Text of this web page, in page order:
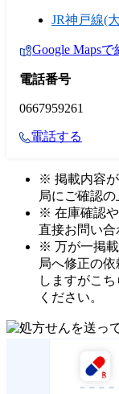
JR神戸線(
Google Maps
電話番号
0667959261
電話する
※ 掲載内容
局にご確認の
※ 在庫確認
直接お問い合
※ 万が一掲
局へ修正の
しますがこち
ください。